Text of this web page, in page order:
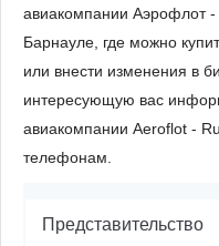
авиакомпании Аэрофлот -
Барнауле, где можно
или внести изменения в
интересующую вас
авиакомпании Aeroflot -
телефонам.
Представительство